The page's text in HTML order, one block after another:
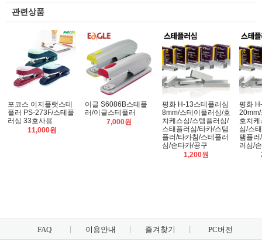
관련상품
포코스 이지플랫스테
플러 PS-273F/스테플
러심 33호사용
11,000원
이글 S6086B스테플
러/이글스테플러
7,000원
평화 H-13스테플러심
8mm/스테이플러심/호
치케스심/스템플러심/
스태플러심/타카/스탬
플러/타카침/스테플러
심/손타카/공구
1,200원
평화
호치
심/스
탬플
러심/
FAQ 이용안내 즐겨찾기 PC버전